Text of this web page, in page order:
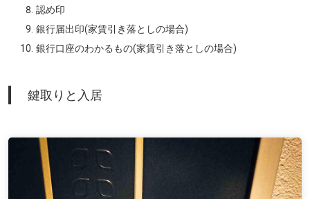
認め印
銀行届出印(家賃引き落としの場合)
銀行口座のわかるもの(家賃引き落としの場合)
鍵取りと入居